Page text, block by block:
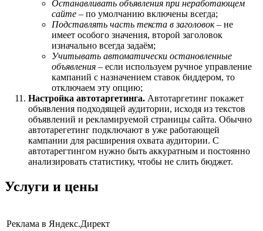
Останавливать объявления при неработающем
сайте – по умолчанию включены всегда;
Подставлять часть текста в заголовок– не
имеет особого значения, второй заголовок
изначально всегда задаём;
Учитывать автоматически остановленные
объявления – если используем ручное управление
кампаний с назначением ставок биддером, то
отключаем эту опцию;
Настройка автотаргетинга. Автотаргетинг покажет
объявления подходящей аудитории, исходя из текстов
объявлений и рекламируемой страницы сайта. Обычно
автотарегетинг подключают в уже работающей
кампании для расширения охвата аудитории. С
автотарегтингом нужно быть аккуратным и постоянно
анализировать статистику, чтобы не слить бюджет.
Услуги и цены
Реклама в Яндекс.Директ